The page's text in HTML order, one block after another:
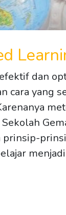
dan
cara yang
prinsip-